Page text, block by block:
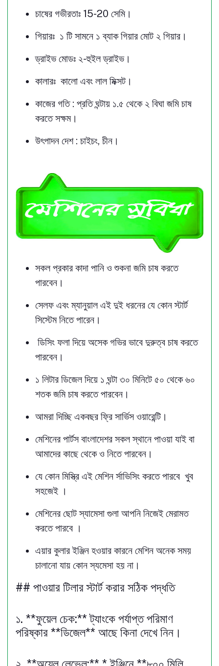
চাষের গভীরতাঃ 15-20 সেমি।
গিয়ারঃ ১ টি সামনে ১ ব্যাক গিয়ার মোট ২ গিয়ার।
ড্রাইভ মোডঃ ২-হুইল ড্রাইভ।
কালারঃ কালো এবং লাল মিক্সট।
কাজের গতি : প্রতি ঘন্টায় ১.৫ থেকে ২ বিঘা জমি চাষ
করতে সক্ষম।
উৎপাদন দেশ : চাইচং, চীন।
সকল প্রকার কাদা পানি ও শুকনা জমি চাষ করতে
পারবেন।
সেলফ এবং ম্যানুয়াল এই দুই ধরনের যে কোন স্টার্ট
সিস্টেম নিতে পারেন।
ডিসিং ফলা দিয়ে অসেক গভির ভাবে দুরুত্ব চাষ করতে
পারবেন।
১ লিটার ডিজেল দিয়ে ১ ঘন্টা ৩০ মিনিটে ৫০ থেকে ৬০
শতক জমি চাষ করতে পারবেন।
আমরা দিচ্ছি একবছর ফ্রি সার্ভিস ওয়ারেন্টি।
মেশিনের পার্টস বাংলাদেশর সকল স্থানে পাওয়া যাই বা
আমাদের কাছে থেকে ও নিতে পারবেন।
যে কোন মিস্ত্রি এই মেশিন র্সাভিসিং করতে পারবে খুব
সহজেই ।
মেশিনের ছোট স্যামেসা গুলা আপনি নিজেই মেরামত
করতে পারবে ।
এয়ার কুলার ইঞ্জিন হওয়ার কারনে মেশিন অনেক সময়
চালানো যায় কোন স্যমেসা হয় না।
## পাওয়ার টিলার স্টার্ট করার সঠিক পদ্ধতি
১. **ফুয়েল চেক:** ট্যাংকে পর্যাপ্ত পরিমাণ
পরিষ্কার **ডিজেল** আছে কিনা দেখে নিন।